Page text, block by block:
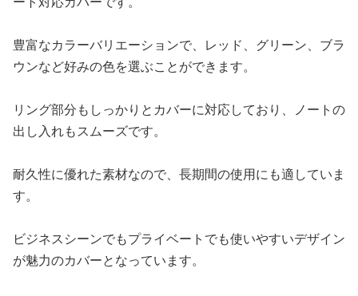
豊富なカラーバリエーションで、レッド、グリーン、ブラ
ウンなど好みの色を選ぶことができます。
リング部分もしっかりとカバーに対応しており、ノートの
出し入れもスムーズです。
耐久性に優れた素材なので、長期間の使用にも適していま
す。
ビジネスシーンでもプライベートでも使いやすいデザイン
が魅力のカバーとなっています。